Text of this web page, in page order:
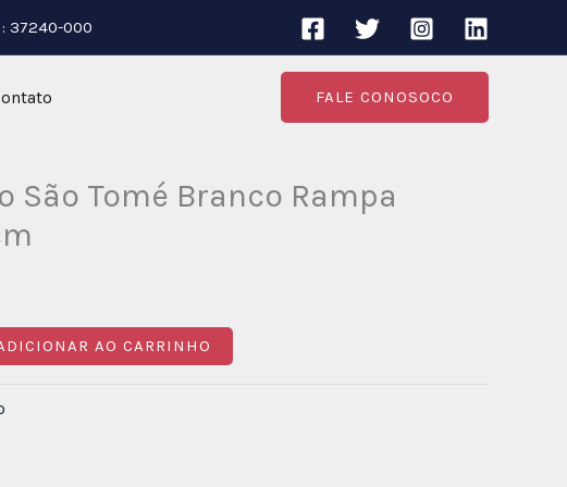
37240-000
FALE CONOSOCO
São Tomé Branco Rampa
AO CARRINHO